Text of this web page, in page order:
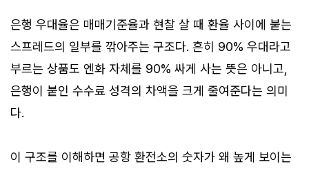
은행 우대율은 매매기준율과 현찰 살 때 환율 사이에 붙는
스프레드의 일부를 깎아주는 구조다. 흔히 90% 우대라고
부르는 상품도 엔화 자체를 90% 싸게 사는 뜻은 아니고,
은행이 붙인 수수료 성격의 차액을 크게 줄여준다는 의미
다.
이 구조를 이해하면 공항 환전소의 숫자가 왜 높게 보이는